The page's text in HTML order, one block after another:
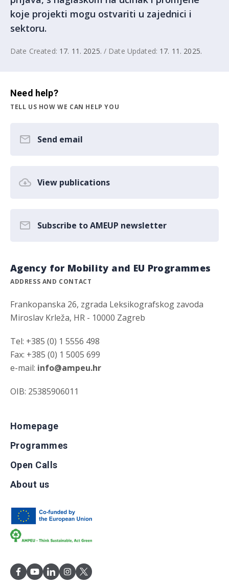
koje projekti mogu ostvariti u zajednici i
sektoru.
Date Created: 17. 11. 2025. / Date Updated: 17. 11. 2025.
Need help?
TELL US HOW WE CAN HELP YOU
Send email
View publications
Subscribe to AMEUP newsletter
Agency for Mobility and EU Programmes
ADDRESS AND CONTACT
Frankopanska 26, zgrada Leksikografskog zavoda
Miroslav Krleža, HR - 10000 Zagreb
Tel: +385 (0) 1 5556 498
Fax: +385 (0) 1 5005 699
e-mail: info@ampeu.hr
OIB: 25385906011
Homepage
Programmes
Open Calls
About us